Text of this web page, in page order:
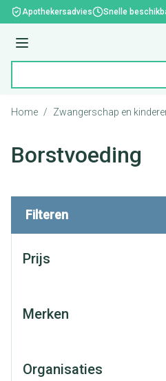
Ga naar de inhoud
Apothekersadvies Snelle
Menu
Home / Zwangerschap en
Borstvoeding
Filteren
Prijs
Merken
Organisaties